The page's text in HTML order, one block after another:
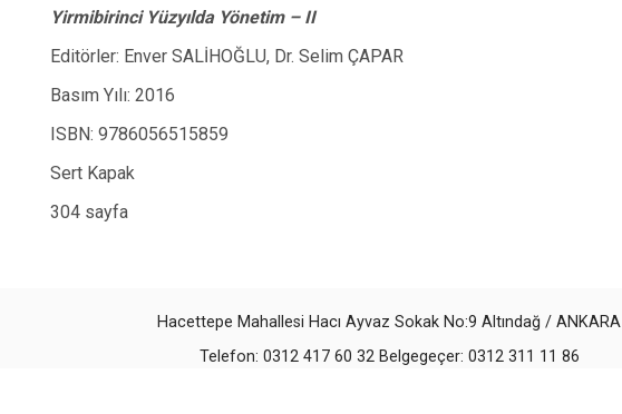
Yirmibirinci Yüzyılda Yönetim – II
Editörler: Enver SALİHOĞLU, Dr. Selim ÇAPAR
Basım Yılı: 2016
ISBN: 9786056515859
Sert Kapak
304 sayfa
Hacettepe Mahallesi Hacı Ayvaz Sokak No:9 Altındağ / ANKARA
Telefon: 0312 417 60 32 Belgegeçer: 0312 311 11 86